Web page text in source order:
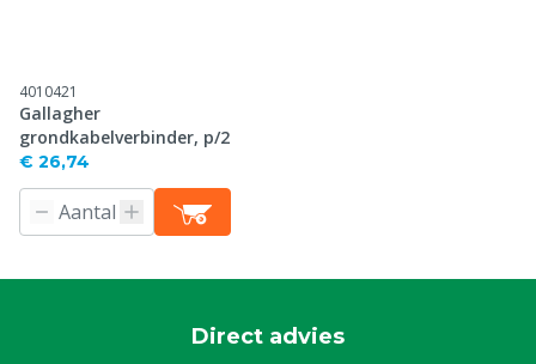
4010421
Gallagher
grondkabelverbinder, p/2
€ 26,74
Direct advies